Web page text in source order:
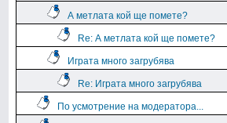
А метлата кой ще помете?
Re: А метлата кой ще помете?
Играта много загрубява
Re: Играта много загрубява
По усмотрение на модератора...